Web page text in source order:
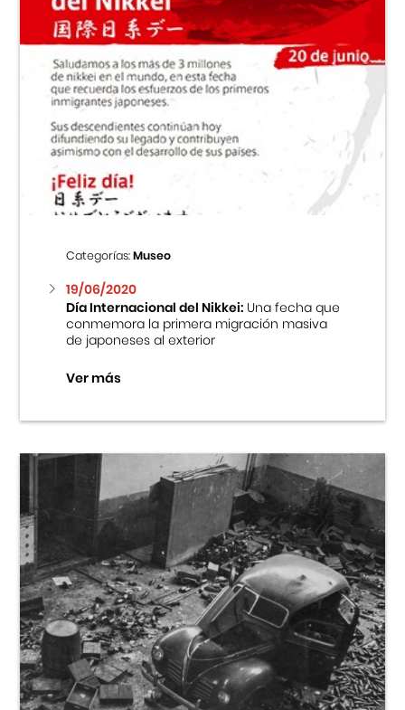
Categorías:Museo
19/06/2020
Día Internacional del Nikkei:Una fecha que
conmemora la primera migración masiva
de japoneses al exterior
Ver más